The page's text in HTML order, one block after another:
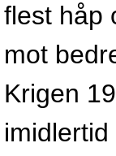
flest håp
mot
Krigen